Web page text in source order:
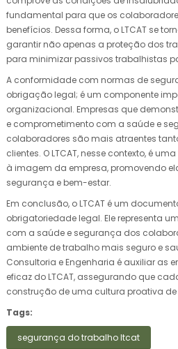
fundamental para que os
benefícios. Dessa forma, o LTCAT se
garantir não apenas a proteção dos
para minimizar passivos trabalhistas
A conformidade com normas de
obrigação legal; é um componente
organizacional. Empresas que
e comprometimento com a saúde e
colaboradores são mais atraentes
clientes. O LTCAT, nesse contexto, é
à imagem da empresa, promovendo
segurança e bem-estar.
Em conclusão, o LTCAT é um
obrigatoriedade legal. Ele representa
com a saúde e segurança dos
ambiente de trabalho mais seguro e
Consultoria e Engenharia é auxiliar as
eficaz do LTCAT, assegurando que
construção de uma cultura proativa
Tags:
segurança do trabalho ltcat